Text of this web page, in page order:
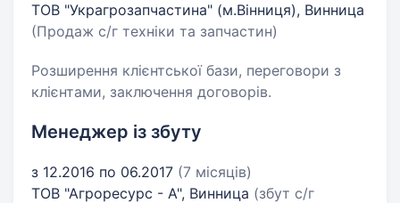
ТОВ "Украгрозапчастина" (м.Вінниця), Винница
(Продаж с/г техніки та запчастин)
Розширення клієнтської бази, переговори з
клієнтами, заключення договорів.
Менеджер із збуту
з 12.2016 по 06.2017 (7 місяців)
ТОВ "Агроресурс - А", Винница (збут с/г